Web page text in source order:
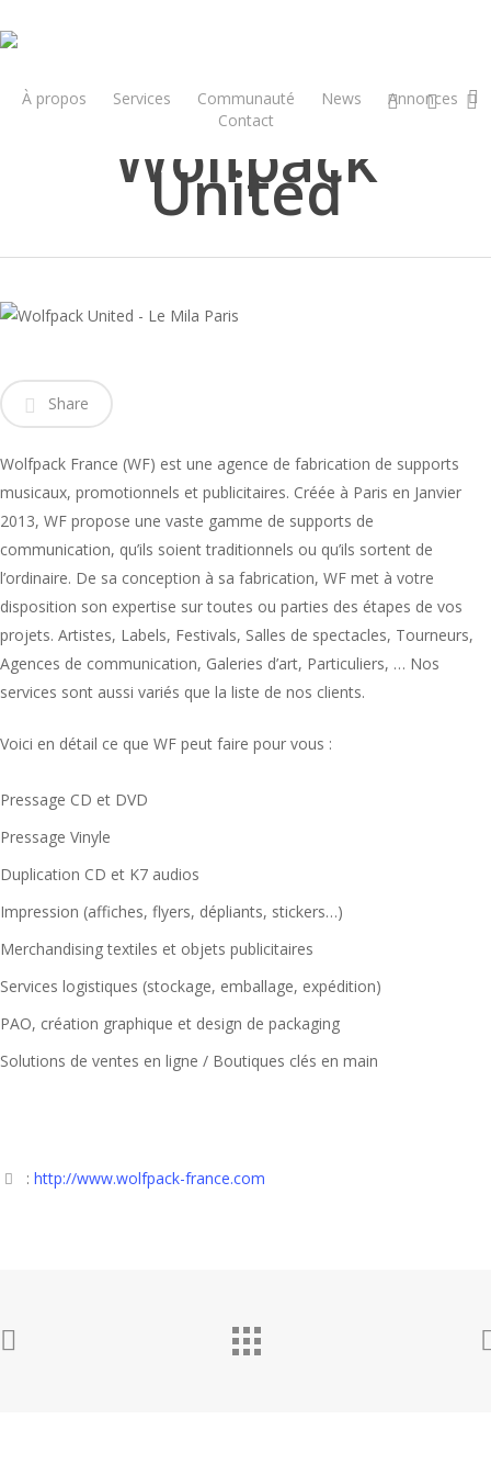
to
content
À propos Services Communauté News
Annonces
Contact
facebook
Wolfpack
United
Share
Wolfpack France (WF) est une agence de fabrication de supports
musicaux, promotionnels et publicitaires. Créée à Paris en Janvier
2013, WF propose une vaste gamme de supports de
communication, qu’ils soient traditionnels ou qu’ils sortent de
l’ordinaire. De sa conception à sa fabrication, WF met à votre
disposition son expertise sur toutes ou parties des étapes de vos
projets. Artistes, Labels, Festivals, Salles de spectacles, Tourneurs,
Agences de communication, Galeries d’art, Particuliers, … Nos
services sont aussi variés que la liste de nos clients.
Voici en détail ce que WF peut faire pour vous :
Pressage CD et DVD
Pressage Vinyle
Duplication CD et K7 audios
Impression (affiches, flyers, dépliants, stickers…)
Merchandising textiles et objets publicitaires
Services logistiques (stockage, emballage, expédition)
PAO, création graphique et design de packaging
Solutions de ventes en ligne / Boutiques clés en main
: http://www.wolfpack-france.com